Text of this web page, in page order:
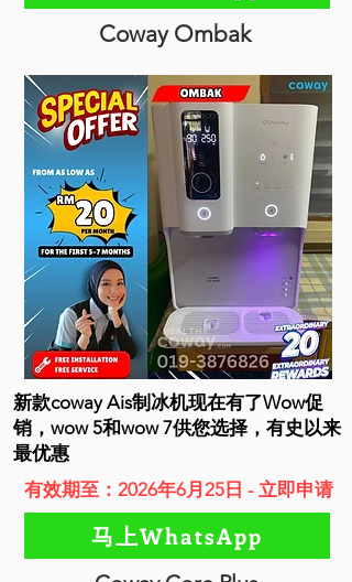
Coway Ombak
新款coway Ais制冰机现在有了Wow促
销，wow 5和wow 7供您选择，有史以来
最优惠
有效期至：2026年6月25日 - 立即申请
马上WhatsApp